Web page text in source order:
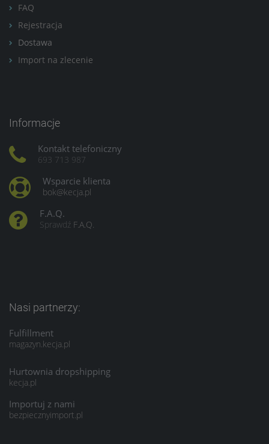
FAQ
Rejestracja
Dostawa
Import na zlecenie
Informacje
Kontakt telefoniczny
693 713 987
Wsparcie klienta
bok@kecja.pl
F.A.Q.
Sprawdź F.A.Q.
Nasi partnerzy:
Fulfillment
magazyn.kecja.pl
Hurtownia dropshipping
kecja.pl
Importuj z nami
bezpiecznyimport.pl
marketing@kecja.pl